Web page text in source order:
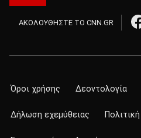
ΑΚΟΛΟΥΘΗΣΤΕ ΤΟ CNN.GR
Όροι χρήσης Δεοντολογία
Δήλωση εχεμύθειας